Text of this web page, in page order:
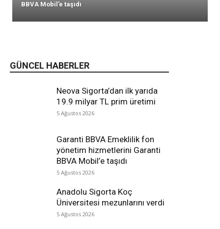
GÜNCEL HABERLER
Neova Sigorta’dan ilk yarıda
19.9 milyar TL prim üretimi
5 Ağustos 2026
Garanti BBVA Emeklilik fon
yönetim hizmetlerini Garanti
BBVA Mobil’e taşıdı
5 Ağustos 2026
Anadolu Sigorta Koç
Üniversitesi mezunlarını verdi
5 Ağustos 2026
BBVA Mobil’e taşıdı